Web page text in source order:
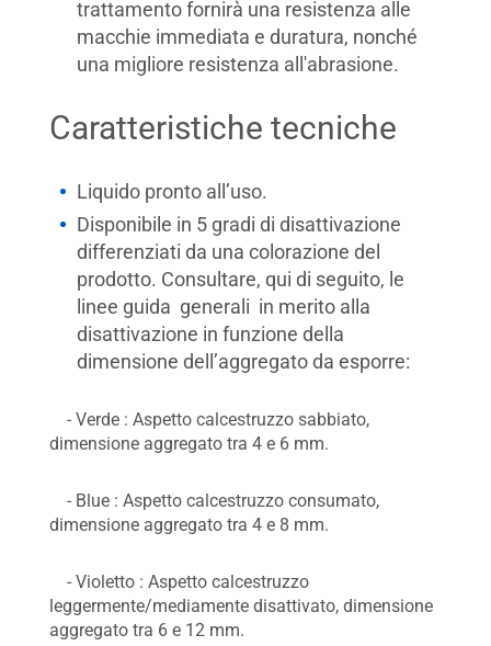
trattamento fornirà una resistenza alle
macchie immediata e duratura, nonché
una migliore resistenza all'abrasione.
Caratteristiche tecniche
Liquido pronto all’uso.
Disponibile in 5 gradi di disattivazione
differenziati da una colorazione del
prodotto. Consultare, qui di seguito, le
linee guida generali in merito alla
disattivazione in funzione della
dimensione dell’aggregato da esporre:
- Verde : Aspetto calcestruzzo sabbiato,
dimensione aggregato tra 4 e 6 mm.
- Blue : Aspetto calcestruzzo consumato,
dimensione aggregato tra 4 e 8 mm.
- Violetto : Aspetto calcestruzzo
leggermente/mediamente disattivato, dimensione
aggregato tra 6 e 12 mm.